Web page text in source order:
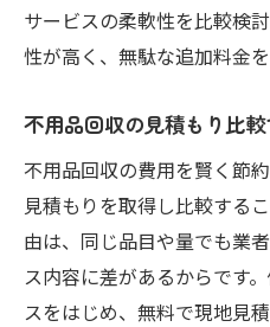
サービスの柔軟性を比較検
性が高く、無駄な追加料金
不用品回収の見積もり比
不用品回収の費用を賢く節
見積もりを取得し比較する
由は、同じ品目や量でも業
ス内容に差があるからです
スをはじめ、無料で現地見